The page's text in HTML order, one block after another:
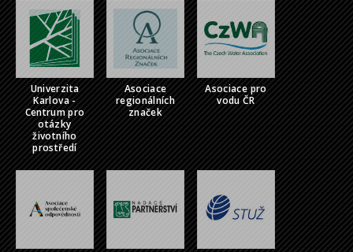
Univerzita
Karlova -
Centrum pro
otázky
životního
prostředí
Asociace
regionálních
značek
Asociace pro
vodu ČR